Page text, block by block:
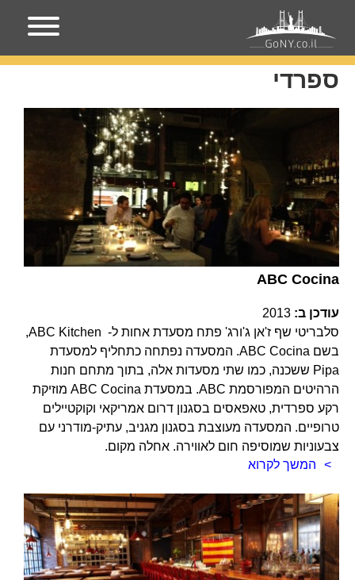
עמוד הבית ספרדי
ספרדי
ABC Cocina
עודכן ב: 2013
סלבריטי שף ז'אן ג'ורג' פתח מסעדת אחות ל- ABC Kitchen,
בשם ABC Cocina. המסעדה נפתחה כתחליף למסעדת
Pipa ששכנה, כמו שתי מסעדות אלה, בתוך מתחם חנות
הרהיטים המפורסמת ABC. במסעדת ABC Cocina מוזיקת
רקע ספרדית, טאפאסים בסגנון דרום אמריקאי וקוקטיילים
טרופיים. המסעדה מעוצבת בסגנון מגניב, עתיק-מודרני עם
צבעוניות שמוסיפה חום לאווירה. אחלה מקום.
המשך לקרוא